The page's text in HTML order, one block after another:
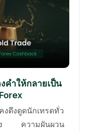
คำให้กลายเป็น
งดึงดูดนักเทรดทั่ว
อง ความผันผวน